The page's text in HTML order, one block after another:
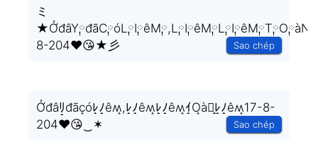
ミ
8-204❤️😘★彡
Sao chép
Ởđâﾘ̝đãc̝óﾚ̝ﾉ̝êʍ̝,ﾚ̝ﾉ̝êʍ̝ﾚ̝ﾉ̝êʍ̝ｲ̝O̝à刀̝ﾚ̝ﾉ̝êʍ̝17-8-
204❤️😘‿✶
Sao chép